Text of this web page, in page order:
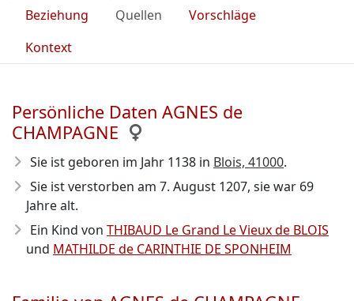
Beziehung
Quellen
Vorschläge
Kontext
Persönliche Daten AGNES de
CHAMPAGNE
Sie ist geboren im Jahr 1138 in Blois, 41000.
Sie ist verstorben am 7. August 1207, sie war 69
Jahre alt.
Ein Kind von THIBAUD Le Grand Le Vieux de BLOIS
und MATHILDE de CARINTHIE DE SPONHEIM